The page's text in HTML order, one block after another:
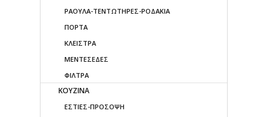
ΡΑΟΥΛΑ-ΤΕΝΤΩΤΗΡΕΣ-ΡΟΔΑΚΙΑ
ΠΟΡΤΑ
ΚΛΕΙΣΤΡΑ
ΜΕΝΤΕΣΕΔΕΣ
ΦΙΛΤΡΑ
ΚΟΥΖΙΝΑ
ΕΣΤΙΕΣ-ΠΡΟΣΟΨΗ